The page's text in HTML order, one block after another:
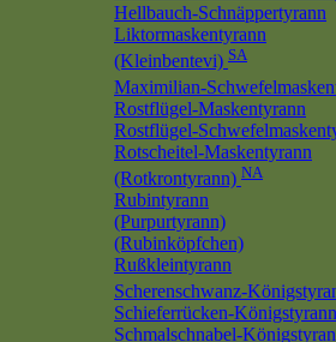
Hellbauch-Schnäppertyrann
Liktormaskentyrann
(Kleinbentevi) SA
Maximilian-
Rostflügel-Maskentyrann
Rostflügel-
Rotscheitel-Maskentyrann
(Rotkrontyrann) NA
Rubintyrann
(Purpurtyrann)
(Rubinköpfchen)
Rußkleintyrann
Scherenschwanz-
Schieferrücken-Königstyrann
Schmalschnabel-